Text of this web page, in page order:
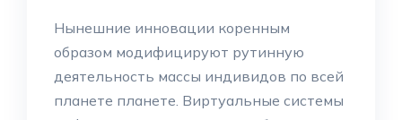
Нынешние инновации коренным
образом модифицируют рутинную
деятельность массы индивидов по всей
планете планете. Виртуальные системы